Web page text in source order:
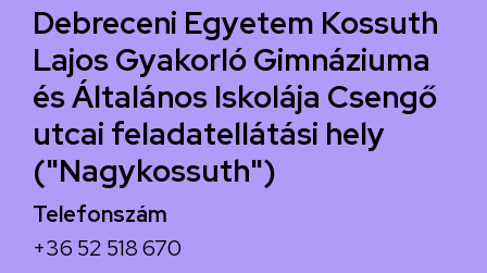
Debreceni Egyetem Kossuth
Lajos Gyakorló Gimnáziuma
és Általános Iskolája Csengő
utcai feladatellátási hely
("Nagykossuth")
Telefonszám
+36 52 518 670